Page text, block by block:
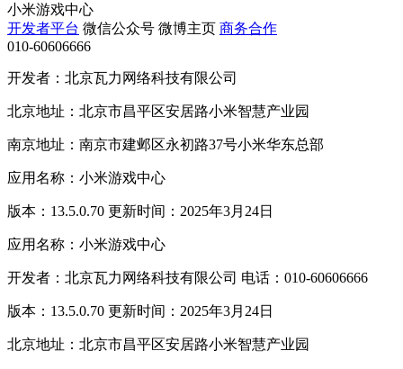
小米游戏中心
开发者平台 微信公众号 微博主页 商务合作
010-60606666
开发者：北京瓦力网络科技有限公司
北京地址：北京市昌平区安居路小米智慧产业园
南京地址：南京市建邺区永初路37号小米华东总部
应用名称：小米游戏中心
版本：13.5.0.70 更新时间：2025年3月24日
应用名称：小米游戏中心
开发者：北京瓦力网络科技有限公司 电话：010-60606666
版本：13.5.0.70 更新时间：2025年3月24日
北京地址：北京市昌平区安居路小米智慧产业园